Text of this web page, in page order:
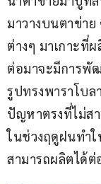
มาวางบนตาข่า
ต่างๆ มาเกาะ
ต่อมาจะมีการพั
รูปทรงพาราโบล
ปัญหาตรงที่ไม่ส
ในช่วงฤดูฝนทำ
สามารถผลิตได้ต่